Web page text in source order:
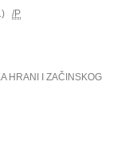
/P
HRANI I ZAČINSKOG